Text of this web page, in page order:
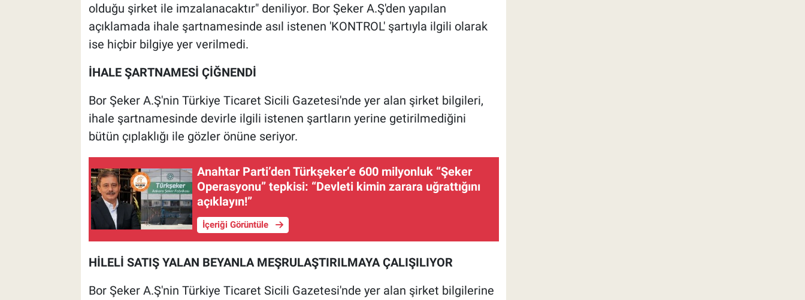
olduğu şirket ile imzalanacaktır" deniliyor. Bor Şeker A.Ş'den yapılan
açıklamada ihale şartnamesinde asıl istenen 'KONTROL' şartıyla ilgili olarak
ise hiçbir bilgiye yer verilmedi.
İHALE ŞARTNAMESİ ÇİĞNENDİ
Bor Şeker A.Ş'nin Türkiye Ticaret Sicili Gazetesi'nde yer alan şirket bilgileri,
ihale şartnamesinde devirle ilgili istenen şartların yerine getirilmediğini
bütün çıplaklığı ile gözler önüne seriyor.
Anahtar Parti’den Türkşeker’e 600 milyonluk “Şeker
Operasyonu” tepkisi: “Devleti kimin zarara uğrattığını
açıklayın!”
İçeriği Görüntüle
HİLELİ SATIŞ YALAN BEYANLA MEŞRULAŞTIRILMAYA ÇALIŞILIYOR
Bor Şeker A.Ş'nin Türkiye Ticaret Sicili Gazetesi'nde yer alan şirket bilgilerine